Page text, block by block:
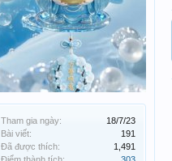
Tham gia ngày:
18/7/23
Bài viết:
191
Đã được thích:
1,491